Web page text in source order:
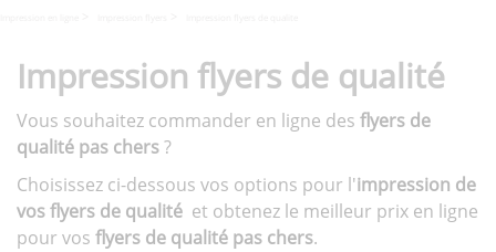
Impression flyers de qualité
Vous souhaitez commander en ligne des flyers de
qualité pas chers?
Choisissez ci-dessous vos options pour l'impression de
vos flyers de qualité et obtenez le meilleur prix en ligne
pour vos flyers de qualité pas chers.